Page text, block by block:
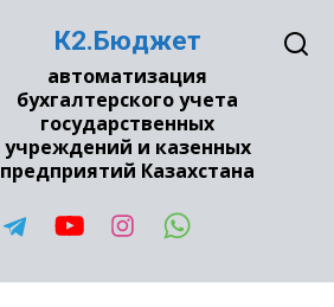
К2.Бюджет
автоматизация
бухгалтерского учета
государственных
учреждений и казенных
предприятий Казахстана